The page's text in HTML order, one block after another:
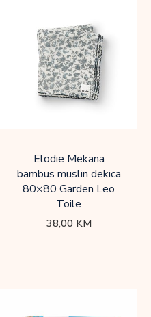
Elodie Mekana
bambus muslin dekica
80×80 Garden Leo
Toile
38,00 KM